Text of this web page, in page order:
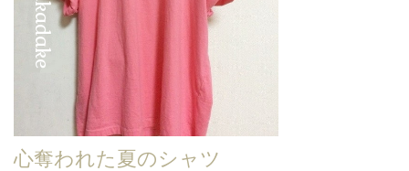
心奪われた夏のシャツ